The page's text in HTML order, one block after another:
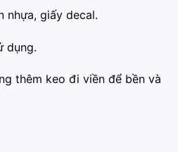
nhựa, giấy decal.
dụng.
thêm keo đi viền để bền và